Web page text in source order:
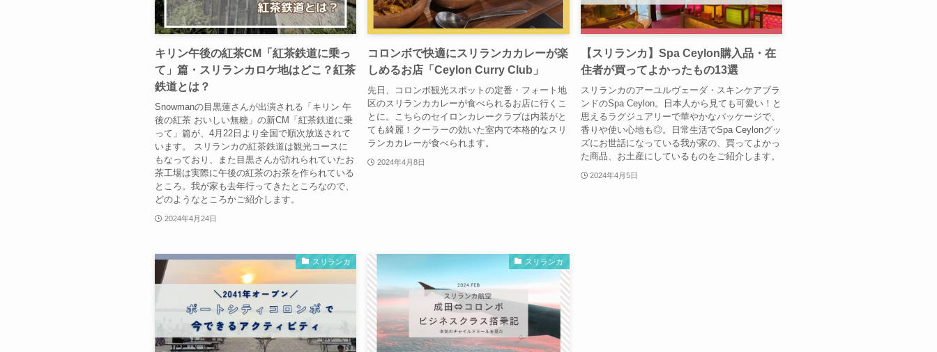
キリン午後の紅茶CM「紅茶鉄道に乗っ
て」篇・スリランカロケ地はどこ？紅茶
鉄道とは？
Snowmanの目黒蓮さんが出演される「キリン 午
後の紅茶 おいしい無糖」の新CM「紅茶鉄道に乗
って」篇が、4月22日より全国で順次放送されて
います。 スリランカの紅茶鉄道は観光コースに
もなっており、また目黒さんが訪れられていたお
茶工場は実際に午後の紅茶のお茶を作られている
ところ。我が家も去年行ってきたところなので、
どのようなところかご紹介します。
2024年4月24日
コロンボで快適にスリランカカレーが楽
しめるお店「Ceylon Curry Club」
先日、コロンボ観光スポットの定番・フォート地
区のスリランカカレーが食べられるお店に行くこ
とに。こちらのセイロンカレークラブは内装がと
ても綺麗！クーラーの効いた室内で本格的なスリ
ランカカレーが食べられます。
2024年4月8日
【スリランカ】Spa Ceylon購入品・在
住者が買ってよかったもの13選
スリランカのアーユルヴェーダ・スキンケアブラ
ンドのSpa Ceylon。日本人から見ても可愛い！と
思えるラグジュアリーで華やかなパッケージで、
香りや使い心地も◎。日常生活でSpa Ceylonグッ
ズにお世話になっている我が家の、買ってよかっ
た商品、お土産にしているものをご紹介します。
2024年4月5日
スリランカ スリランカ